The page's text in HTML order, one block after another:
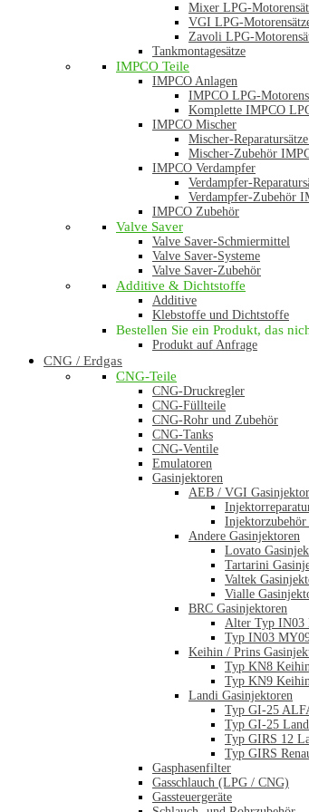
Mixer LPG-
VGI LPG-
Zavoli LPG-
Tankmontagesätze
IMPCO Teile
IMPCO Anlagen
IMPCO LPG-
Komplette IMPCO
IMPCO Mischer
Mischer-
Mischer-Zubehör
IMPCO Verdampfer
Verdampfer-
Verdampfer-Zubehör
IMPCO Zubehör
Valve Saver
Valve Saver-Schmiermittel
Valve Saver-Systeme
Valve Saver-Zubehör
Additive & Dichtstoffe
Additive
Klebstoffe und Dichtstoffe
Bestellen Sie ein Produkt, das
Produkt auf Anfrage
CNG / Erdgas
CNG-Teile
CNG-Druckregler
CNG-Füllteile
CNG-Rohr und Zubehör
CNG-Tanks
CNG-Ventile
Emulatoren
Gasinjektoren
AEB / VGI
Andere Gasinjektoren
Lovato
Tartarini
Valtek
Vialle
BRC Gasinjektoren
Alter Typ IN03
Typ IN03
Keihin / Prins
Typ KN8
Typ KN9
Landi Gasinjektoren
Typ GI-25
Typ GI-25
Typ GIRS 12
Typ GIRS
Gasphasenfilter
Gasschlauch (LPG / CNG)
Gassteuergeräte